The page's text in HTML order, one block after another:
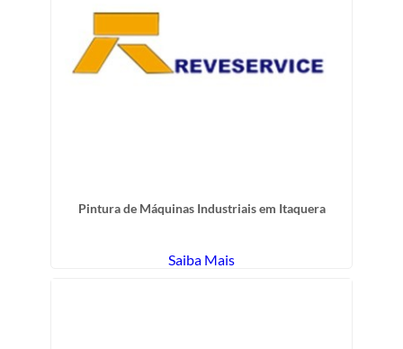
Pintura de Máquinas Industriais em Itaquera
Saiba Mais